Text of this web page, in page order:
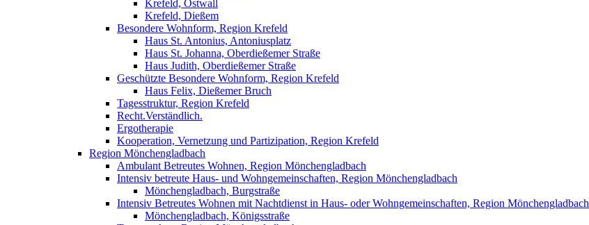
Krefeld, Ostwall
Krefeld, Dießem
Besondere Wohnform, Region Krefeld
Haus St. Antonius, Antoniusplatz
Haus St. Johanna, Oberdießemer Straße
Haus Judith, Oberdießemer Straße
Geschützte Besondere Wohnform, Region Krefeld
Haus Felix, Dießemer Bruch
Tagesstruktur, Region Krefeld
Recht.Verständlich.
Ergotherapie
Kooperation, Vernetzung und Partizipation, Region Krefeld
Region Mönchengladbach
Ambulant Betreutes Wohnen, Region Mönchengladbach
Intensiv betreute Haus- und Wohngemeinschaften, Region Mönchengladbach
Mönchengladbach, Burgstraße
Intensiv Betreutes Wohnen mit Nachtdienst in Haus- oder Wohngemeinschaften, Region Mönchengladbach
Mönchengladbach, Königsstraße